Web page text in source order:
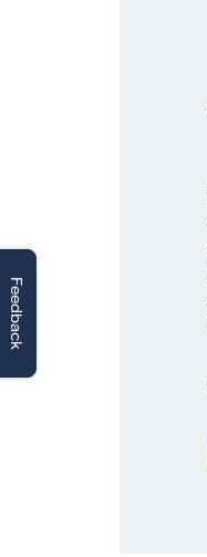
Feedback